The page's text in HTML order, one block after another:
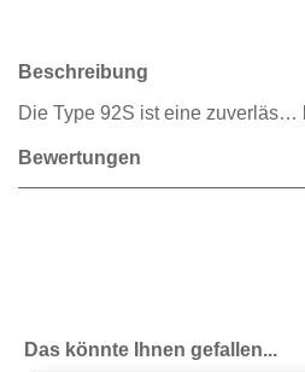
Beschreibung
Die Type 92S ist eine zuverläs…
Bewertungen
Produktgalerie überspringen
Das könnte Ihnen gefallen...